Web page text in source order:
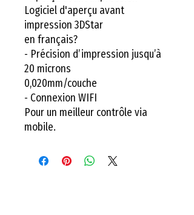
Logiciel d'aperçu avant
impression 3DStar
en français?
- Précision d’impression jusqu’à
20 microns
0,020mm/couche
- Connexion WIFI
Pour un meilleur contrôle via
mobile.